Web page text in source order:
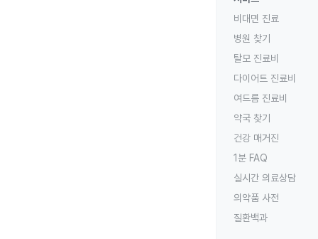
비대면 진료
병원 찾기
탈모 진료비
다이어트 진료비
여드름 진료비
약국 찾기
건강 매거진
1분 FAQ
실시간 의료상담
의약품 사전
질환백과